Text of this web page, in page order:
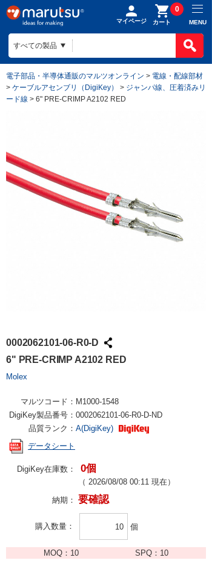
マイページ カート
0
MENU
電子部品・半導体通販のマルツオンライン > 電線・配線部材
> ケーブルアセンブリ（DigiKey） > ジャンパ線、圧着済みリ
ード線 > 6" PRE-CRIMP A2102 RED
0002062101-06-R0-D
6" PRE-CRIMP A2102 RED
Molex
マルツコード： M1000-1548
DigiKey製品番号： 0002062101-06-R0-D-ND
品質ランク： A(DigiKey)
データシート
DigiKey在庫数： 0個
（ 2026/08/08 00:11 現在）
納期： 要確認
購入数量 個
MOQ： 10 SPQ： 10